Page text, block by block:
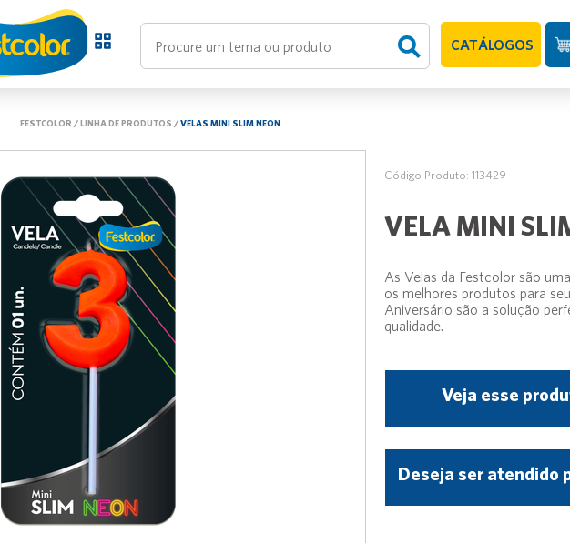
CATÁLOGOS
FESTCOLOR /LINHA DE PRODUTOS /VELAS MINI SLIM NEON
Código Produto: 113429
VELA MINI
As Velas da Festcolor são
os melhores produtos para
Aniversário são a solução
qualidade.
Veja esse
Deseja ser atendido